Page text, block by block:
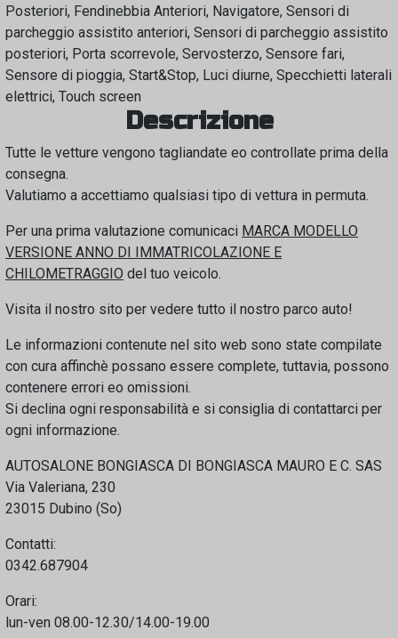
Posteriori, Fendinebbia Anteriori, Navigatore, Sensori di
parcheggio assistito anteriori, Sensori di parcheggio assistito
posteriori, Porta scorrevole, Servosterzo, Sensore fari,
Sensore di pioggia, Start&Stop, Luci diurne, Specchietti laterali
elettrici, Touch screen
Descrizione
Tutte le vetture vengono tagliandate eo controllate prima della
consegna.
Valutiamo a accettiamo qualsiasi tipo di vettura in permuta.
Per una prima valutazione comunicaci MARCA MODELLO
VERSIONE ANNO DI IMMATRICOLAZIONE E
CHILOMETRAGGIO del tuo veicolo.
Visita il nostro sito per vedere tutto il nostro parco auto!
Le informazioni contenute nel sito web sono state compilate
con cura affinchè possano essere complete, tuttavia, possono
contenere errori eo omissioni.
Si declina ogni responsabilità e si consiglia di contattarci per
ogni informazione.
AUTOSALONE BONGIASCA DI BONGIASCA MAURO E C. SAS
Via Valeriana, 230
23015 Dubino (So)
Contatti:
0342.687904
Orari:
lun-ven 08.00-12.30/14.00-19.00